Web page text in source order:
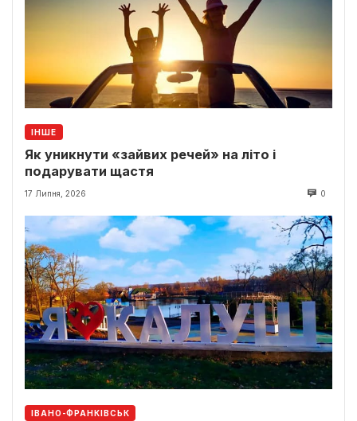
ІНШЕ
Як уникнути «зайвих речей» на літо і
подарувати щастя
17 Липня, 2026 0
ІВАНО-ФРАНКІВСЬК